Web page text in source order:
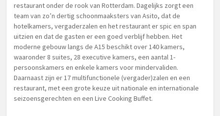
restaurant onder de rook van Rotterdam. Dagelijks zorgt een
team van zo’n dertig schoonmaaksters van Asito, dat de
hotelkamers, vergaderzalen en het restaurant er spic en span
uitzien en dat de gasten er een goed verblijf hebben. Het
moderne gebouw langs de A15 beschikt over 140 kamers,
waaronder 8 suites, 28 executive kamers, een aantal 1-
persoonskamers en enkele kamers voor mindervaliden.
Daarnaast zijn er 17 multifunctionele (vergader)zalen en een
restaurant, met een grote keuze uit nationale en internationale
seizoensgerechten en een Live Cooking Buffet.